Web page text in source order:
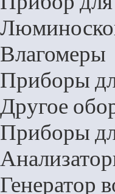
Влагомеры
Приборы
Другое
Приборы
Генератор